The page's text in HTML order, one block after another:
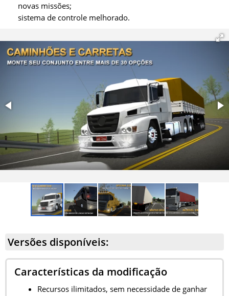
novas missões;
sistema de controle melhorado.
Versões disponíveis:
Características da modificação
Recursos ilimitados, sem necessidade de ganhar